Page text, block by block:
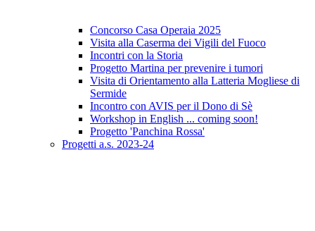
Concorso Casa Operaia 2025
Visita alla Caserma dei Vigili del Fuoco
Incontri con la Storia
Progetto Martina per prevenire i tumori
Visita di Orientamento alla Latteria Mogliese di
Sermide
Incontro con AVIS per il Dono di Sè
Workshop in English ... coming soon!
Progetto 'Panchina Rossa'
Progetti a.s. 2023-24